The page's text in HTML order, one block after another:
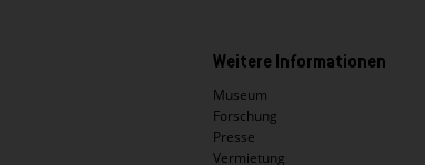
Weitere Informationen
Museum
Forschung
Presse
Vermietung